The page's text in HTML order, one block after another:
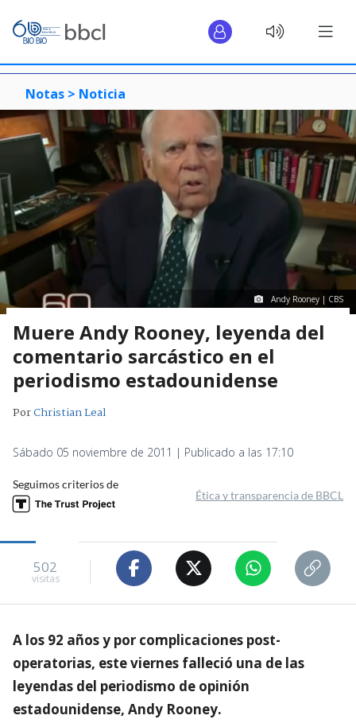
Notas > Noticia
Andy Rooney | CBS
Muere Andy Rooney, leyenda del
comentario sarcástico en el
periodismo estadounidense
PorChristian Leal
Sábado 05 noviembre de 2011 | Publicado a las 17:10
Seguimos criterios de
Ética y transparencia de BBCL
502
visitas
A los 92 años y por complicaciones post-
operatorias, este viernes falleció una de las
leyendas del periodismo de opinión
estadounidense, Andy Rooney.